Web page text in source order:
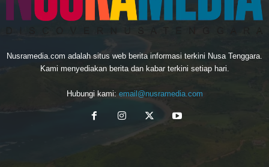
Nusramedia.com adalah situs web berita informasi terkini Nusa Tenggara.
Kami menyediakan berita dan kabar terkini setiap hari.
Hubungi kami: email@nusramedia.com